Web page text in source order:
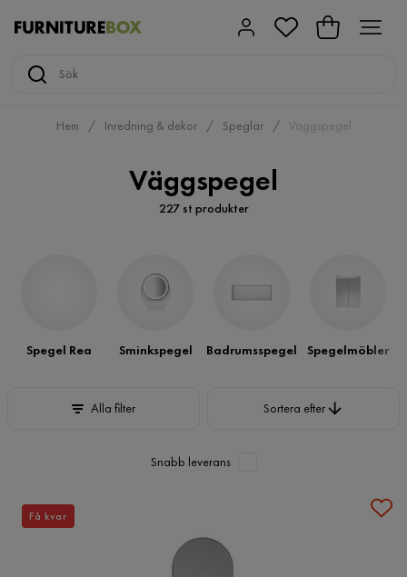
Hem Inredning & dekor Speglar Väggspegel
Väggspegel
227 st produkter
Spegel Rea Sminkspegel Badrumsspegel Spegelmöbler
Alla filter Sortera efter
Snabb leverans
Få kvar